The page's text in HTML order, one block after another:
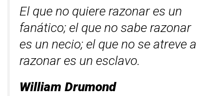
El que no quiere razonar es un
fanático; el que no sabe razonar
es un necio; el que no se atreve a
razonar es un esclavo.
William Drumond